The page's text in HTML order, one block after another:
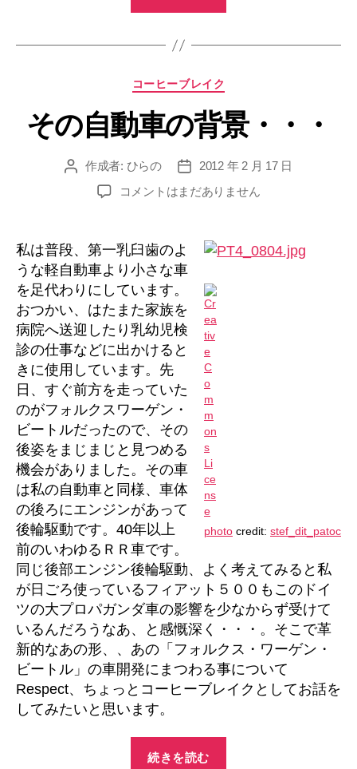
ラ
食
べ
辛
い
イ)
カ
ゴ
リ
コーヒーブレイク
その自動車の背景・・・
投 作成者: ひらの
投
稿
日
2012 年 2 月 17 日
そ
動
車
の
背
景・・・
へ
の
コメントはまだありません
photo credit: stef_dit_patoc
私は普段、第一乳臼歯のよ
うな軽自動車より小さな車
を足代わりにしています。
おつかい、はたまた家族を
病院へ送迎したり乳幼児検
診の仕事などに出かけると
きに使用しています。先
日、すぐ前方を走っていた
のがフォルクスワーゲン・
ビートルだったので、その
後姿をまじまじと見つめる
機会がありました。その車
は私の自動車と同様、車体
の後ろにエンジンがあって
後輪駆動です。40年以上
前のいわゆるＲＲ車です。
同じ後部エンジン後輪駆動、よく考えてみると私
が日ごろ使っているフィアット５００もこのドイ
ツの大プロパガンダ車の影響を少なからず受けて
いるんだろうなあ、と感慨深く・・・。そこで革
新的なあの形、、あの「フォルクス・ワーゲン・
ビートル」の車開発にまつわる事について
Respect、ちょっとコーヒーブレイクとしてお話を
してみたいと思います。
続きを読む